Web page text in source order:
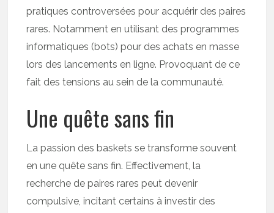
pratiques controversées pour acquérir des paires
rares. Notamment en utilisant des programmes
informatiques (bots) pour des achats en masse
lors des lancements en ligne. Provoquant de ce
fait des tensions au sein de la communauté.
Une quête sans fin
La passion des baskets se transforme souvent
en une quête sans fin. Effectivement, la
recherche de paires rares peut devenir
compulsive, incitant certains à investir des